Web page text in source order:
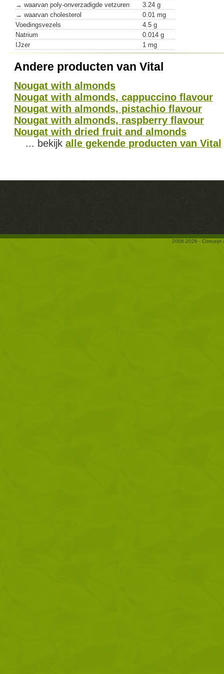
→ waarvan poly-onverzadigde vetzuren
3.24 g
→ waarvan cholesterol
0.01 mg
Voedingsvezels
4.5 g
Natrium
0.014 g
IJzer
1 mg
Andere producten van Vital
Nougat with almonds
Nougat with almonds, cappuccino flavour
Nougat with almonds, pistachio flavour
Nougat with almonds, raspberry flavour
Nougat with dried fruit and almonds
... bekijk alle gekende producten van Vital
2006-2026 - Concept